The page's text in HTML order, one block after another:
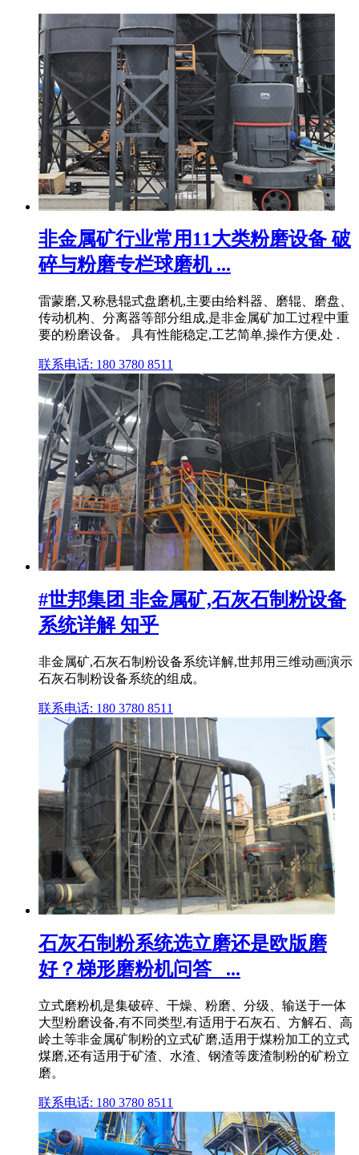
非金属矿行业常用11大类粉磨设备 破
碎与粉磨专栏球磨机 ...
雷蒙磨,又称悬辊式盘磨机,主要由给料器、磨辊、磨盘、
传动机构、分离器等部分组成,是非金属矿加工过程中重
要的粉磨设备。 具有性能稳定,工艺简单,操作方便,处 .
联系电话: 180 3780 8511
#世邦集团 非金属矿,石灰石制粉设备
系统详解 知乎
非金属矿,石灰石制粉设备系统详解,世邦用三维动画演示
石灰石制粉设备系统的组成。
联系电话: 180 3780 8511
石灰石制粉系统选立磨还是欧版磨
好？梯形磨粉机问答_ ...
立式磨粉机是集破碎、干燥、粉磨、分级、输送于一体
大型粉磨设备,有不同类型,有适用于石灰石、方解石、高
岭土等非金属矿制粉的立式矿磨,适用于煤粉加工的立式
煤磨,还有适用于矿渣、水渣、钢渣等废渣制粉的矿粉立
磨。
联系电话: 180 3780 8511